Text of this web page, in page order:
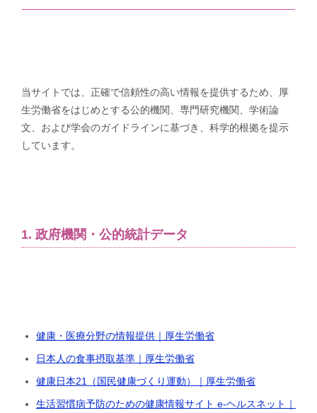
当サイトでは、正確で信頼性の高い情報を提供するため、厚
生労働省をはじめとする公的機関、専門研究機関、学術論
文、および学会のガイドラインに基づき、科学的根拠を提示
しています。
1. 政府機関・公的統計データ
健康・医療分野の情報提供｜厚生労働省
日本人の食事摂取基準｜厚生労働省
健康日本21（国民健康づくり運動）｜厚生労働省
生活習慣病予防のための健康情報サイト e-ヘルスネット｜